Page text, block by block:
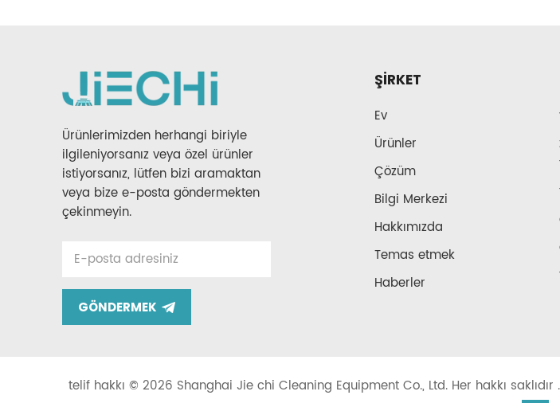
Ürünlerimizden herhangi biriyle
ilgileniyorsanız veya özel ürünler
istiyorsanız, lütfen bizi aramaktan
veya bize e-posta göndermekten
çekinmeyin.
GÖNDERMEK
ŞIRKET
Ev
Ürünler
Çözüm
Bilgi Merkezi
Hakkımızda
Temas etmek
Haberler
telif hakkı © 2026 Shanghai Jie chi Cleaning Equipment Co., Ltd. Her hakkı saklıdır